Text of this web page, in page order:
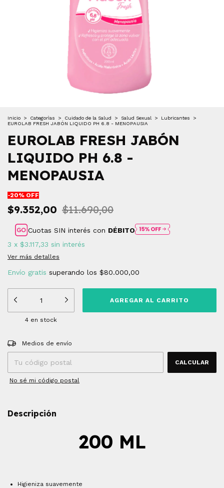
Inicio > Categorìas > Cuidado de la Salud > Salud Sexual > Lubricantes
>
EUROLAB FRESH JABÓN LIQUIDO PH 6.8 - MENOPAUSIA
EUROLAB FRESH JABÓN
LIQUIDO PH 6.8 -
MENOPAUSIA
-20% OFF
$9.352,00 $11.690,00
Cuotas SIN interés con DÉBITO
3 x $3.117,33 sin interés
Ver más detalles
Envío gratis superando los $80.000,00
4 en stock
Entregas para el CP:
Medios de envío
CALCULAR
No sé mi código postal
Descripción
200 ML
Higieniza suavemente